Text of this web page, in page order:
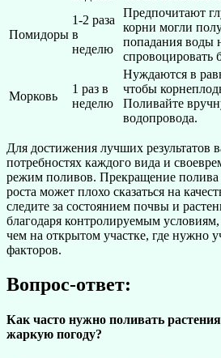
Помидоры
1-2 раза
в
неделю
Предпочитают
корни могли
попадания воды
спровоцировать
Морковь
1 раз в
неделю
Нуждаются в
чтобы
Поливайте
водопровода.
Для достижения лучших результатов
потребностях каждого вида и
режим поливов. Прекращение полива
роста может плохо сказаться на
следите за состоянием почвы и
благодаря контролируемым
чем на открытом участке, где нужно
факторов.
Вопрос-ответ:
Как часто нужно поливать
жаркую погоду?